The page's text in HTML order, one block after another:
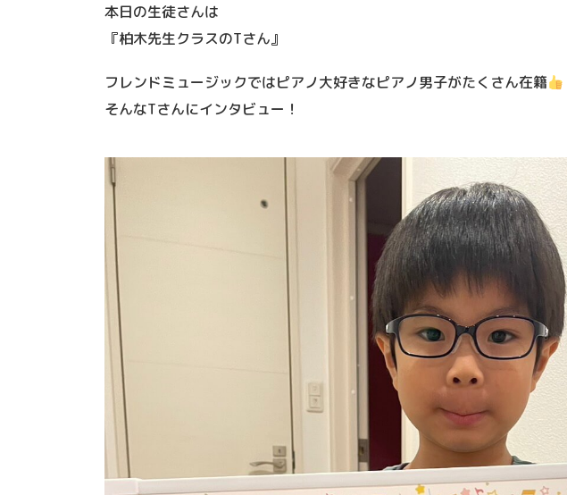
本日の生徒さんは
『柏木先生クラスのTさん』
フレンドミュージックではピアノ大好きなピアノ男子がたくさん在籍
そんなTさんにインタビュー！